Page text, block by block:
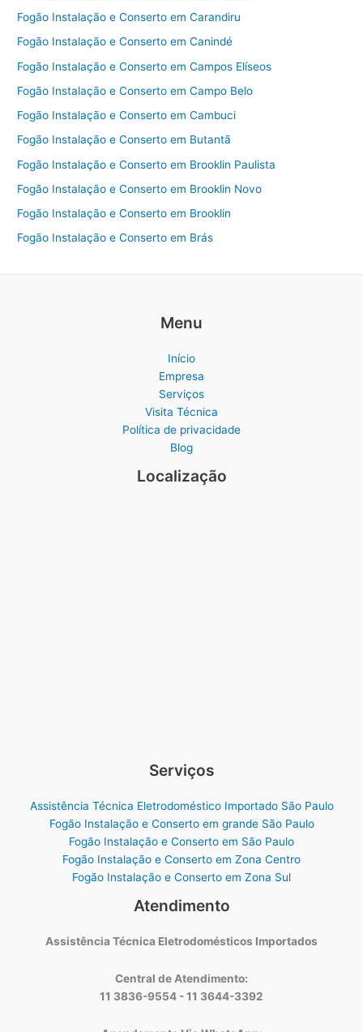
Fogão Instalação e Conserto em Carandiru
Fogão Instalação e Conserto em Canindé
Fogão Instalação e Conserto em Campos Elíseos
Fogão Instalação e Conserto em Campo Belo
Fogão Instalação e Conserto em Cambuci
Fogão Instalação e Conserto em Butantã
Fogão Instalação e Conserto em Brooklin Paulista
Fogão Instalação e Conserto em Brooklin Novo
Fogão Instalação e Conserto em Brooklin
Fogão Instalação e Conserto em Brás
Menu
Início
Empresa
Serviços
Visita Técnica
Política de privacidade
Blog
Localização
Serviços
Assistência Técnica Eletrodoméstico Importado São Paulo
Fogão Instalação e Conserto em grande São Paulo
Fogão Instalação e Conserto em São Paulo
Fogão Instalação e Conserto em Zona Centro
Fogão Instalação e Conserto em Zona Sul
Atendimento
Assistência Técnica Eletrodomésticos Importados
Central de Atendimento:
11 3836-9554 - 11 3644-3392